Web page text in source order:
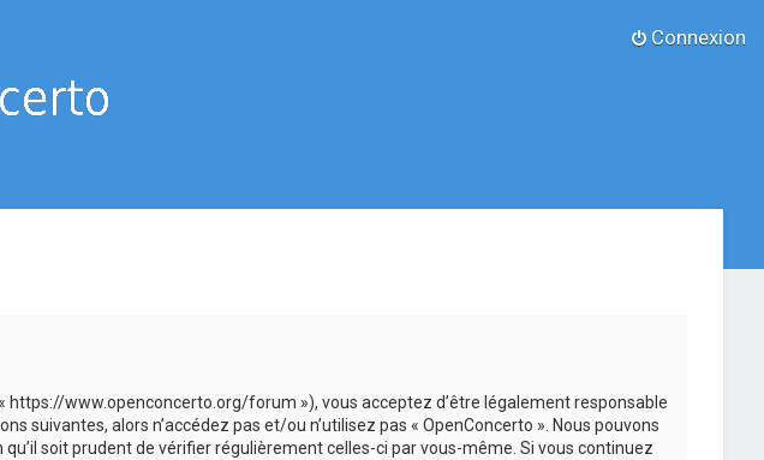
Connexion
https://www.openconcerto.org/forum »), vous acceptez d’être légalement responsable
suivantes, alors n’accédez pas et/ou n’utilisez pas « OpenConcerto ». Nous pouvons
soit prudent de vérifier régulièrement celles-ci par vous-même. Si vous continuez